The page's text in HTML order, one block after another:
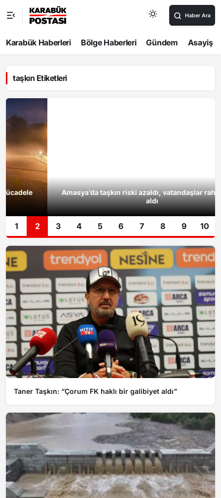
Haber Ara
Karabük Haberleri Bölge Haberleri Gündem Asayiş
taşkın Etiketleri
Amasya’da taşkın riski azaldı, vatandaşlar rahat nefes
aldı
1 2 3 4 5 6 7 8 9 10
Taner Taşkın: “Çorum FK haklı bir galibiyet aldı”